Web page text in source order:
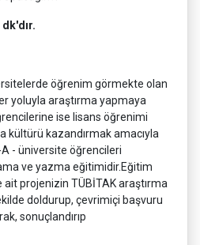
öğrenim görmekte olan
yoluyla araştırma yapmaya
ise lisans öğrenimi
kültürü kazandırmak amacıyla
- üniversite öğrencileri
ve yazma eğitimidir.Eğitim
projenizin TÜBİTAK araştırma
doldurup, çevrimiçi başvuru
sonuçlandırıp